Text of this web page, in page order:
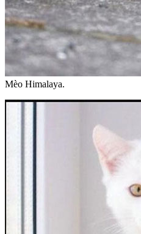
Mèo Himalaya.